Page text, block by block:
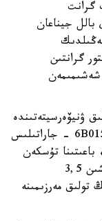
گرانت
دەن جوعارى بالل جيناعان
پايىزدىق جەڭىلدىك
رەكتور گرانتىن
شەشىمىمەن
ۋنيۆەرسيتەتىندە
گرانتتاردىڭ ناقتى سانى بەلگىلەنبەگەن. «6B015 - جاراتىلىس
باعىتىنا تۇسكەن
«التىن بەلگى» يەگەرلەرىنە GPA كورسەتكىشىن 3,5
تولىق مەرزىمىنە